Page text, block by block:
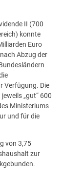
II (700
konnte
Euro
Abzug der
Verfügung. Die
„gut“ 600
Ministeriums
und für die
von 3,75
zur